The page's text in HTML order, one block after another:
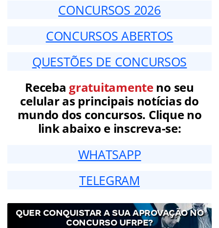
CONCURSOS 2026
CONCURSOS ABERTOS
QUESTÕES DE CONCURSOS
Receba gratuitamenteno seu
celular as principais notícias do
mundo dos concursos. Clique no
link abaixo e inscreva-se:
WHATSAPP
TELEGRAM
QUER CONQUISTAR A SUA APROVAÇÃO NO
CONCURSO UFRPE?